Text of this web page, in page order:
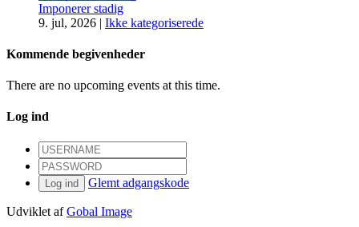
Imponerer stadig
9. jul, 2026 | Ikke kategoriserede
Kommende begivenheder
There are no upcoming events at this time.
Log ind
Log ind Glemt adgangskode
Udviklet afGobal Image